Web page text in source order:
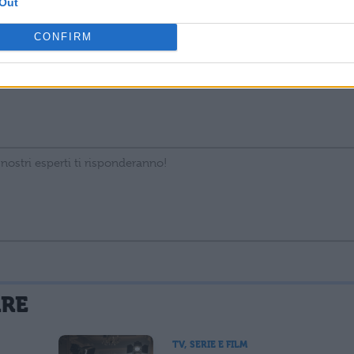
CONFIRM
cookie salvi i tuoi dati (nome, email) per il prossimo commento.
TV, SERIE E FILM